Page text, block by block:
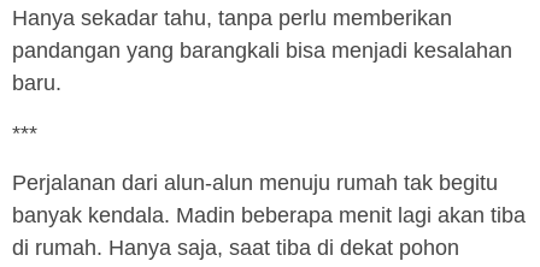
Hanya sekadar tahu, tanpa perlu memberikan
pandangan yang barangkali bisa menjadi kesalahan
baru.
***
Perjalanan dari alun-alun menuju rumah tak begitu
banyak kendala. Madin beberapa menit lagi akan tiba
di rumah. Hanya saja, saat tiba di dekat pohon